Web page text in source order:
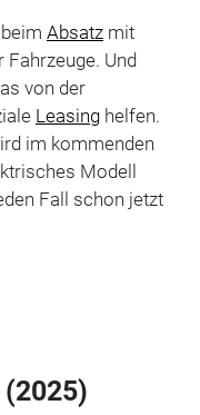
Absatzmit
Und
von der
Leasinghelfen.
im kommenden
Modell
Fall schon jetzt